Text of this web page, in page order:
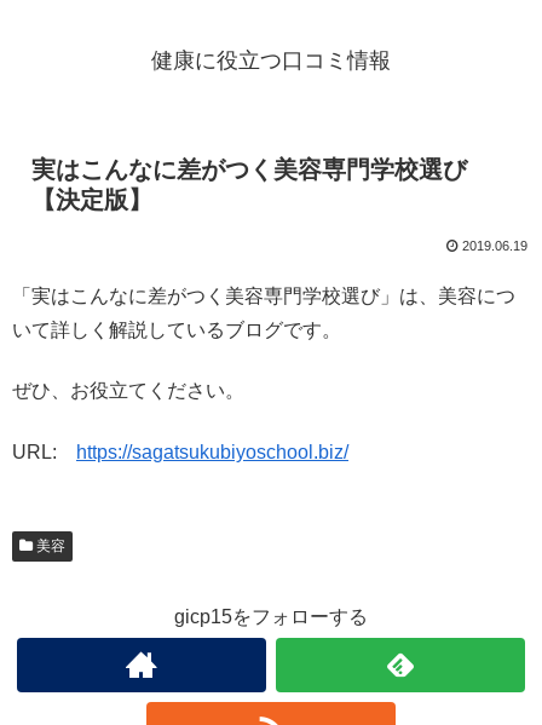
健康に役立つ口コミ情報
実はこんなに差がつく美容専門学校選び
【決定版】
2019.06.19
「実はこんなに差がつく美容専門学校選び」は、美容につ
いて詳しく解説しているブログです。
ぜひ、お役立てください。
URL: https://sagatsukubiyoschool.biz/
美容
gicp15をフォローする